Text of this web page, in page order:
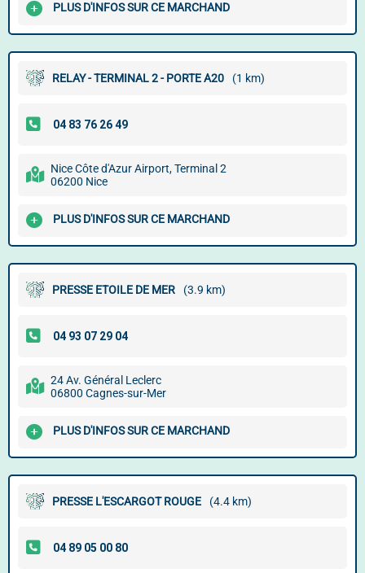
PLUS D'INFOS SUR CE MARCHAND
RELAY - TERMINAL 2 - PORTE A20 (1 km)
Nice Côte d'Azur Airport, Terminal 2
06200 Nice
PLUS D'INFOS SUR CE MARCHAND
PRESSE ETOILE DE MER (3.9 km)
24 Av. Général Leclerc
06800 Cagnes-sur-Mer
PLUS D'INFOS SUR CE MARCHAND
PRESSE L'ESCARGOT ROUGE (4.4 km)